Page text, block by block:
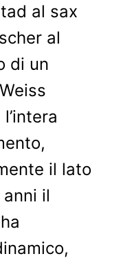
al sax
al
di un
il lato
il